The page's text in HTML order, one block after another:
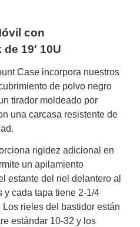
Bala Codificadores
con
19′ 10U
Case incorpora nuestros
de polvo negro
tirador moldeado por
una carcasa resistente de
rigidez adicional en
un apilamiento
estante del riel delantero al
y cada tapa tiene 2-1/4
rieles del bastidor están
estándar 10-32 y los